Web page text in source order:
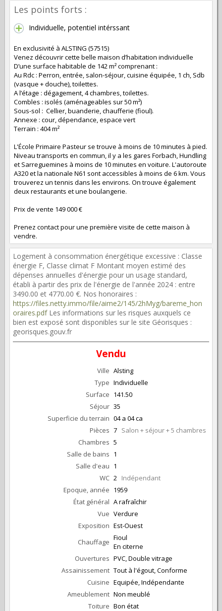
Les points forts :
Individuelle, potentiel intérssant
En exclusivité à ALSTING (57515)
Venez découvrir cette belle maison d’habitation individuelle
D’une surface habitable de 142 m² comprenant :
Au Rdc : Perron, entrée, salon-séjour, cuisine équipée, 1 ch, Sdb
(vasque + douche), toilettes.
A l’étage : dégagement, 4 chambres, toilettes.
Combles : isolés (aménageables sur 50 m²)
Sous-sol : Cellier, buanderie, chaufferie (fioul).
Annexe : cour, dépendance, espace vert
Terrain : 404 m²
L'École Primaire Pasteur se trouve à moins de 10 minutes à pied.
Niveau transports en commun, il y a les gares Forbach, Hundling
et Sarreguemines à moins de 10 minutes en voiture. L'autoroute
A320 et la nationale N61 sont accessibles à moins de 6 km. Vous
trouverez un tennis dans les environs. On trouve également
deux restaurants et une boulangerie.
Prix de vente 149 000 €
Prenez contact pour une première visite de cette maison à
vendre.
Logement à consommation énergétique excessive : Classe
énergie F, Classe climat F Montant moyen estimé des
dépenses annuelles d'énergie pour un usage standard,
établi à partir des prix de l'énergie de l'année 2024 : entre
3490.00 et 4770.00 €. Nos honoraires :
https://files.netty.immo/file/aime2/145/2hMyg/bareme_hon
oraires.pdfLes informations sur les risques auxquels ce
bien est exposé sont disponibles sur le site Géorisques :
georisques.gouv.fr
Vendu
Ville Alsting
Type Individuelle
Surface 141.50
Séjour 35
Superficie du terrain 04 a 04 ca
Pièces 7 Salon + séjour + 5 chambres
Chambres 5
Salle de bains 1
Salle d'eau 1
WC 2 Indépendant
Epoque, année 1959
État général A rafraîchir
Vue Verdure
Exposition Est-Ouest
Chauffage Fioul
En citerne
Ouvertures PVC, Double vitrage
Assainissement Tout à l'égout, Conforme
Cuisine Equipée, Indépendante
Ameublement Non meublé
Toiture Bon état